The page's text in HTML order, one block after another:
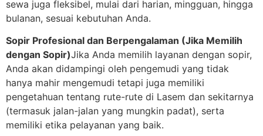
sewa juga fleksibel, mulai dari harian, mingguan, hingga
bulanan, sesuai kebutuhan Anda.
Sopir Profesional dan Berpengalaman (Jika Memilih
dengan Sopir)Jika Anda memilih layanan dengan sopir,
Anda akan didampingi oleh pengemudi yang tidak
hanya mahir mengemudi tetapi juga memiliki
pengetahuan tentang rute-rute di Lasem dan sekitarnya
(termasuk jalan-jalan yang mungkin padat), serta
memiliki etika pelayanan yang baik.